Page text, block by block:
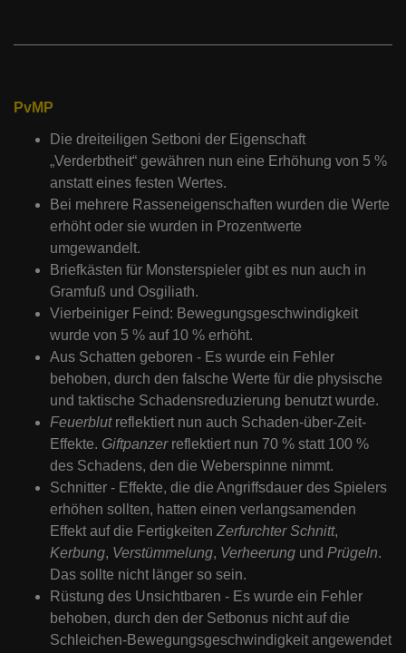
PvMP
Die dreiteiligen Setboni der Eigenschaft
„Verderbtheit“ gewähren nun eine Erhöhung von 5 %
anstatt eines festen Wertes.
Bei mehrere Rasseneigenschaften wurden die Werte
erhöht oder sie wurden in Prozentwerte
umgewandelt.
Briefkästen für Monsterspieler gibt es nun auch in
Gramfuß und Osgiliath.
Vierbeiniger Feind: Bewegungsgeschwindigkeit
wurde von 5 % auf 10 % erhöht.
Aus Schatten geboren - Es wurde ein Fehler
behoben, durch den falsche Werte für die physische
und taktische Schadensreduzierung benutzt wurde.
Feuerblutreflektiert nun auch Schaden-über-Zeit-
Effekte. Giftpanzerreflektiert nun 70 % statt 100 %
des Schadens, den die Weberspinne nimmt.
Schnitter - Effekte, die die Angriffsdauer des Spielers
erhöhen sollten, hatten einen verlangsamenden
Effekt auf die Fertigkeiten Zerfurchter Schnitt,
Kerbung, Verstümmelung, Verheerung und Prügeln.
Das sollte nicht länger so sein.
Rüstung des Unsichtbaren - Es wurde ein Fehler
behoben, durch den der Setbonus nicht auf die
Schleichen-Bewegungsgeschwindigkeit angewendet